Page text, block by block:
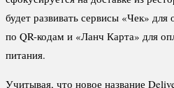
будет развивать сервисы «Чек» для
по QR-кодам и «Ланч Карта» для
питания.
Учитывая, что новое название